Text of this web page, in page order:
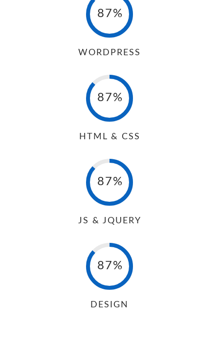
87%
WORDPRESS
87%
HTML & CSS
87%
JS & JQUERY
87%
DESIGN